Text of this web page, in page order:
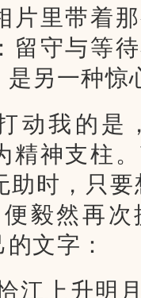
片里带着
留守与等
是另一种惊
动我的是
精神支柱
助时，只
毅然再
文字：
江上升明